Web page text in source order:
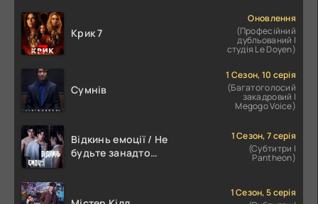
Крик 7
Оновлення
(Професійний
дубльований |
студія Le Doyen)
Сумнів
1 Сезон, 10 серія
(Багатоголосий
закадровий |
Megogo Voice)
Відкинь емоції / Не
будьте занадто
1 Сезон, 7 серія
(Субтитри |
Pantheon)
1 Сезон, 5 серія